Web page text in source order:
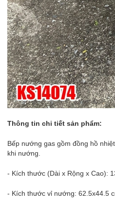
Thông tin chi tiết sản phẩm:
Bếp nướng gas gồm đồng hồ
khi nướng.
- Kích thước (Dài x Rộng x Cao):
- Kích thước vỉ nướng: 62.5x44.5